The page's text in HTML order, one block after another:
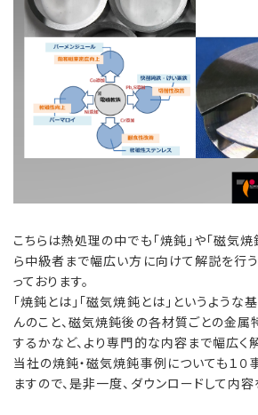
こちらは熱処理の中でも「焼鈍」や「磁気焼
ら中級者まで幅広い方に向けて解説を行
っております。
「焼鈍とは」「磁気焼鈍とは」というよう
んのこと、磁気焼鈍後の各材質ごとの金属
するかなど、より専門的な内容まで幅広く
当社の焼鈍・磁気焼鈍事例についても１０
ますので、是非一度、ダウンロードして内容